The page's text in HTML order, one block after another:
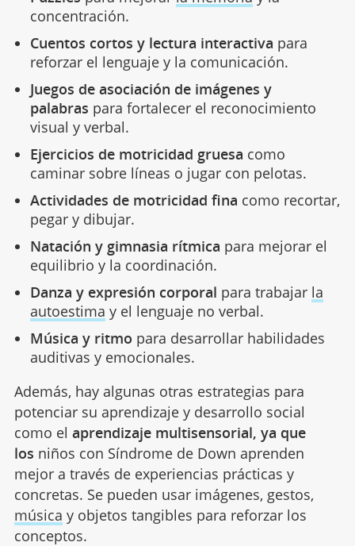
concentración.
Cuentos cortos y lectura interactiva para
reforzar el lenguaje y la comunicación.
Juegos de asociación de imágenes y
palabras para fortalecer el reconocimiento
visual y verbal.
Ejercicios de motricidad gruesa como
caminar sobre líneas o jugar con pelotas.
Actividades de motricidad fina como recortar,
pegar y dibujar.
Natación y gimnasia rítmica para mejorar el
equilibrio y la coordinación.
Danza y expresión corporal para trabajar la
autoestima y el lenguaje no verbal.
Música y ritmo para desarrollar habilidades
auditivas y emocionales.
Además, hay algunas otras estrategias para
potenciar su aprendizaje y desarrollo social
como el aprendizaje multisensorial, ya que
los niños con Síndrome de Down aprenden
mejor a través de experiencias prácticas y
concretas. Se pueden usar imágenes, gestos,
música y objetos tangibles para reforzar los
conceptos.